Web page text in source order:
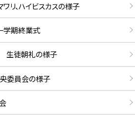
、ハイビスカスの様子
期終業式
生徒朝礼の様子
委員会の様子